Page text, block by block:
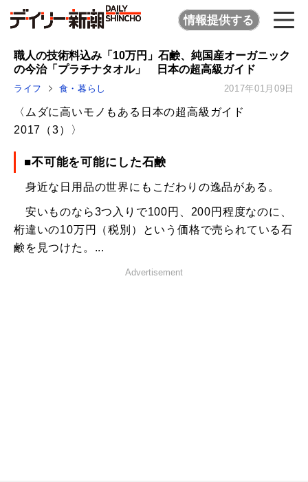
情報提供する
職人の技術料込み「10万円」石鹸、純国産オーガニック
の今治「プラチナタオル」 日本の超高級ガイド
ライフ 食・暮らし 2017年01月09日
〈ムダに高いモノもある日本の超高級ガイド
2017（3）〉
■不可能を可能にした石鹸
身近な日用品の世界にもこだわりの逸品がある。
安いものなら3つ入りで100円、200円程度なのに、
桁違いの10万円（税別）という価格で売られている石
鹸を見つけた。...
Advertisement